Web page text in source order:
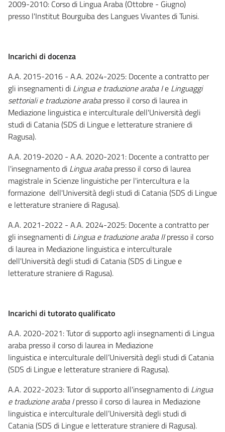
2009-2010: Corso di Lingua Araba (Ottobre - Giugno)
presso l'Institut Bourguiba des Langues Vivantes di Tunisi.
Incarichi di docenza
A.A. 2015-2016 - A.A. 2024-2025: Docente a contratto per
gli insegnamenti di Lingua e traduzione araba Ie Linguaggi
settoriali e traduzione arabapresso il corso di laurea in
Mediazione linguistica e interculturale dell'Università degli
studi di Catania (SDS di Lingue e letterature straniere di
Ragusa).
A.A. 2019-2020 - A.A. 2020-2021: Docente a contratto per
l'insegnamento di Lingua araba presso il corso di laurea
magistrale in Scienze linguistiche per l'intercultura e la
formazione dell'Università degli studi di Catania (SDS di Lingue
e letterature straniere di Ragusa).
A.A. 2021-2022 - A.A. 2024-2025: Docente a contratto per
gli insegnamenti di Lingua e traduzione araba IIpresso il corso
di laurea in Mediazione linguistica e interculturale
dell'Università degli studi di Catania (SDS di Lingue e
letterature straniere di Ragusa).
Incarichi di tutorato qualificato
A.A. 2020-2021: Tutor di supporto agli insegnamenti di Lingua
araba presso il corso di laurea in Mediazione
linguistica e interculturale dell’Università degli studi di Catania
(SDS di Lingue e letterature straniere di Ragusa).
A.A. 2022-2023: Tutor di supporto all'insegnamento di Lingua
e traduzione araba Ipresso il corso di laurea in Mediazione
linguistica e interculturale dell’Università degli studi di
Catania (SDS di Lingue e letterature straniere di Ragusa).